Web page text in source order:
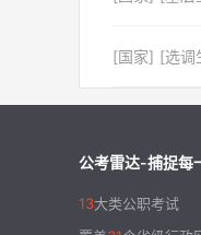
[国家] [选调
公考雷达-捕捉每
13大类公职考试